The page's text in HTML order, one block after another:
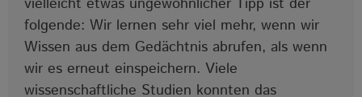
folgende: Wir lernen sehr viel mehr, wenn wir
Wissen aus dem Gedächtnis abrufen, als wenn
wir es erneut einspeichern. Viele
wissenschaftliche Studien konnten das